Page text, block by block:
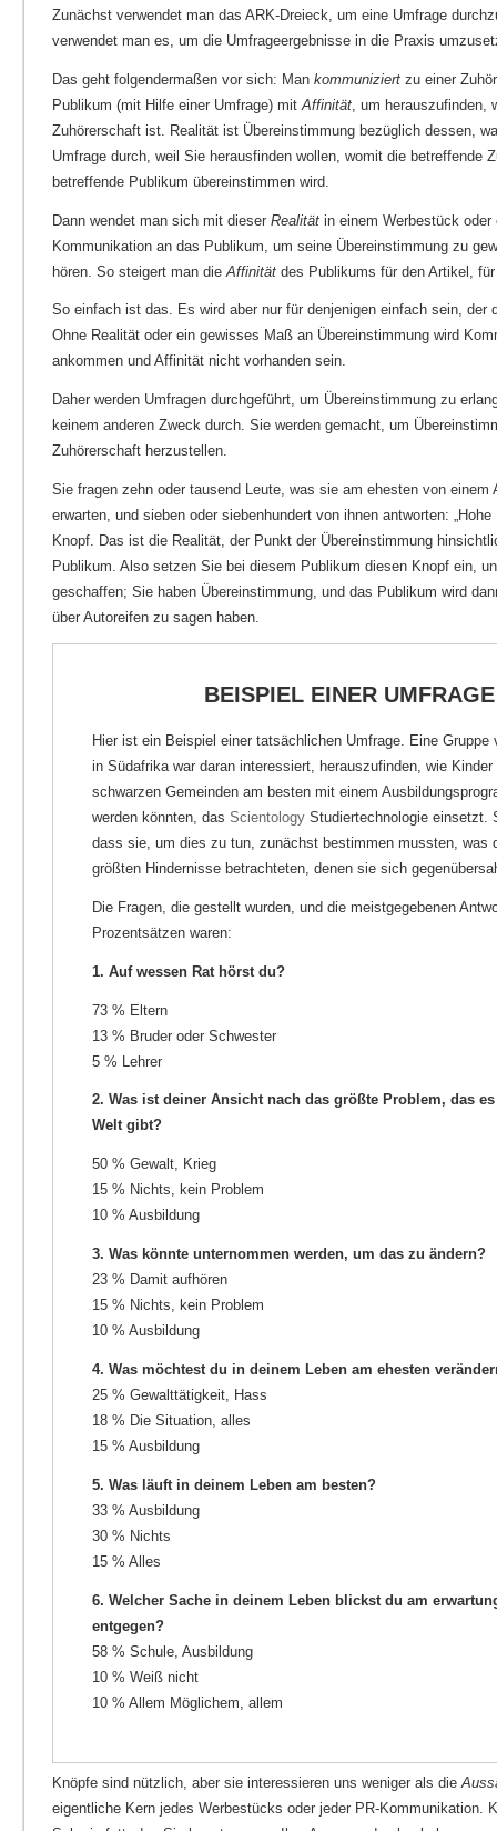
Zunächst verwendet man das ARK-Dreieck, um eine Umfrage
verwendet man es, um die Umfrageergebnisse in die Praxis
Das geht folgendermaßen vor sich: Man kommuniziert zu einer
Publikum (mit Hilfe einer Umfrage) mit Affinität , um herauszufinden,
Zuhörerschaft ist. Realität ist Übereinstimmung bezüglich dessen,
Umfrage durch, weil Sie herausfinden wollen, womit die betreffende
betreffende Publikum übereinstimmen wird.
Dann wendet man sich mit dieser Realität in einem Werbestück oder
Kommunikation an das Publikum, um seine Übereinstimmung zu
hören. So steigert man die Affinität des Publikums für den Artikel,
So einfach ist das. Es wird aber nur für denjenigen einfach sein, der
Ohne Realität oder ein gewisses Maß an Übereinstimmung wird
ankommen und Affinität nicht vorhanden sein.
Daher werden Umfragen durchgeführt, um Übereinstimmung zu
keinem anderen Zweck durch. Sie werden gemacht, um
Zuhörerschaft herzustellen.
Sie fragen zehn oder tausend Leute, was sie am ehesten von einem
erwarten, und sieben oder siebenhundert von ihnen antworten: „Hohe
Knopf. Das ist die Realität, der Punkt der Übereinstimmung
Publikum. Also setzen Sie bei diesem Publikum diesen Knopf ein,
geschaffen; Sie haben Übereinstimmung, und das Publikum wird
über Autoreifen zu sagen haben.
BEISPIEL EINER
Hier ist ein Beispiel einer tatsächlichen Umfrage. Eine Gruppe
in Südafrika war daran interessiert, herauszufinden, wie
schwarzen Gemeinden am besten mit einem
werden könnten, das Scientology Studiertechnologie einsetzt.
dass sie, um dies zu tun, zunächst bestimmen mussten, was
größten Hindernisse betrachteten, denen sie sich
Die Fragen, die gestellt wurden, und die meistgegebenen
Prozentsätzen waren:
1. Auf wessen Rat hörst du?
73 % Eltern
13 % Bruder oder Schwester
5 % Lehrer
2. Was ist deiner Ansicht nach das größte Problem, das
Welt gibt?
50 % Gewalt, Krieg
15 % Nichts, kein Problem
10 % Ausbildung
3. Was könnte unternommen werden, um das zu ändern?
23 % Damit aufhören
15 % Nichts, kein Problem
10 % Ausbildung
4. Was möchtest du in deinem Leben am ehesten
25 % Gewalttätigkeit, Hass
18 % Die Situation, alles
15 % Ausbildung
5. Was läuft in deinem Leben am besten?
33 % Ausbildung
30 % Nichts
15 % Alles
6. Welcher Sache in deinem Leben blickst du am
entgegen?
58 % Schule, Ausbildung
10 % Weiß nicht
10 % Allem Möglichem, allem
Knöpfe sind nützlich, aber sie interessieren uns weniger als die
eigentliche Kern jedes Werbestücks oder jeder PR-Kommunikation.